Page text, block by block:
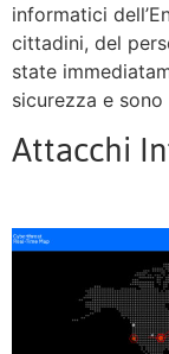
informatici
cittadini, del
state
sicurezza e
Attacchi